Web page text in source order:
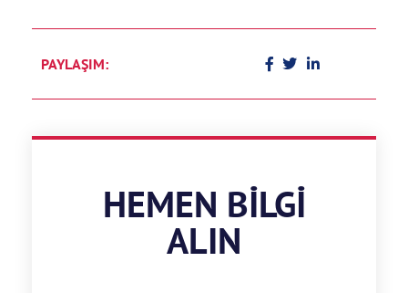
PAYLAŞIM:
HEMEN BILGI
ALIN